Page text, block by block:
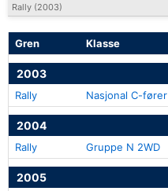
Rally (2003)
Gren Klasse
2003
Rally Nasjonal C-fører
2004
Rally Gruppe N 2WD
2005